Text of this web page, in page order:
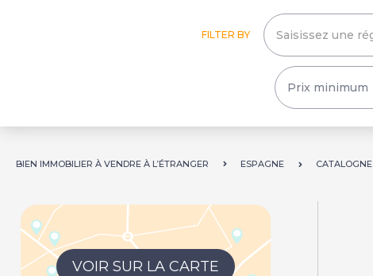
FILTER BY
BIEN IMMOBILIER À VENDRE À L’ÉTRANGER ESPAGNE CATALOGNE
VOIR SUR LA CARTE